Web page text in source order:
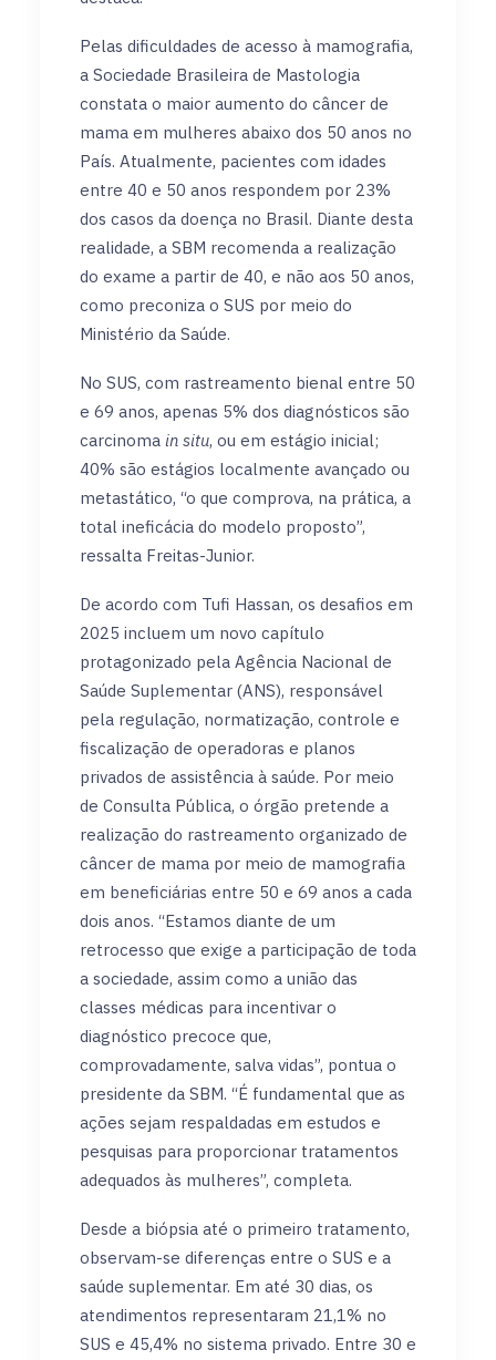
Pelas dificuldades de acesso à mamografia,
a Sociedade Brasileira de Mastologia
constata o maior aumento do câncer de
mama em mulheres abaixo dos 50 anos no
País. Atualmente, pacientes com idades
entre 40 e 50 anos respondem por 23%
dos casos da doença no Brasil. Diante desta
realidade, a SBM recomenda a realização
do exame a partir de 40, e não aos 50 anos,
como preconiza o SUS por meio do
Ministério da Saúde.
No SUS, com rastreamento bienal entre 50
e 69 anos, apenas 5% dos diagnósticos são
carcinoma in situ, ou em estágio inicial;
40% são estágios localmente avançado ou
metastático, “o que comprova, na prática, a
total ineficácia do modelo proposto”,
ressalta Freitas-Junior.
De acordo com Tufi Hassan, os desafios em
2025 incluem um novo capítulo
protagonizado pela Agência Nacional de
Saúde Suplementar (ANS), responsável
pela regulação, normatização, controle e
fiscalização de operadoras e planos
privados de assistência à saúde. Por meio
de Consulta Pública, o órgão pretende a
realização do rastreamento organizado de
câncer de mama por meio de mamografia
em beneficiárias entre 50 e 69 anos a cada
dois anos. “Estamos diante de um
retrocesso que exige a participação de toda
a sociedade, assim como a união das
classes médicas para incentivar o
diagnóstico precoce que,
comprovadamente, salva vidas”, pontua o
presidente da SBM. “É fundamental que as
ações sejam respaldadas em estudos e
pesquisas para proporcionar tratamentos
adequados às mulheres”, completa.
Desde a biópsia até o primeiro tratamento,
observam-se diferenças entre o SUS e a
saúde suplementar. Em até 30 dias, os
atendimentos representaram 21,1% no
SUS e 45,4% no sistema privado. Entre 30 e